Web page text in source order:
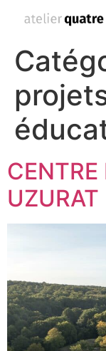
CENTRE
UZURAT